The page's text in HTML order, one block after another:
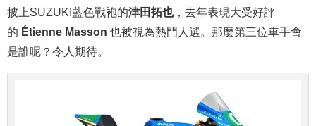
披上SUZUKI藍色戰袍的津田拓也，去年表現大受好評
的 Étienne Masson 也被視為熱門人選。那麼第三位車手會
是誰呢？令人期待。